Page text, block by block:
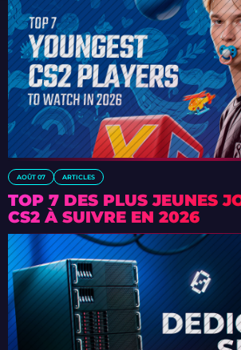
AOÛT 07 ARTICLES
TOP 7 DES PLUS JEUNES
CS2 À SUIVRE EN 2026